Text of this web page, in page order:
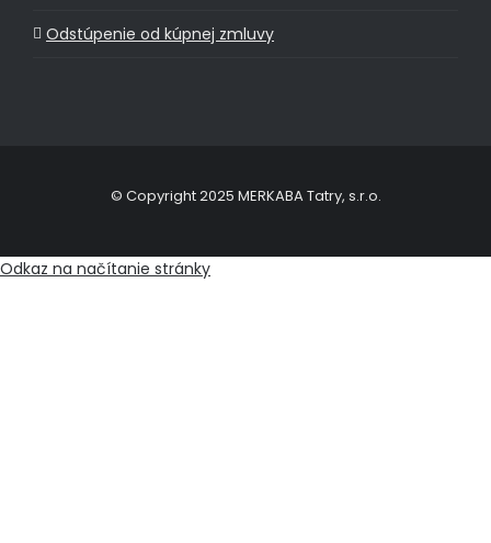
Odstúpenie od kúpnej zmluvy
© Copyright 2025 MERKABA Tatry, s.r.o.
Odkaz na načítanie stránky